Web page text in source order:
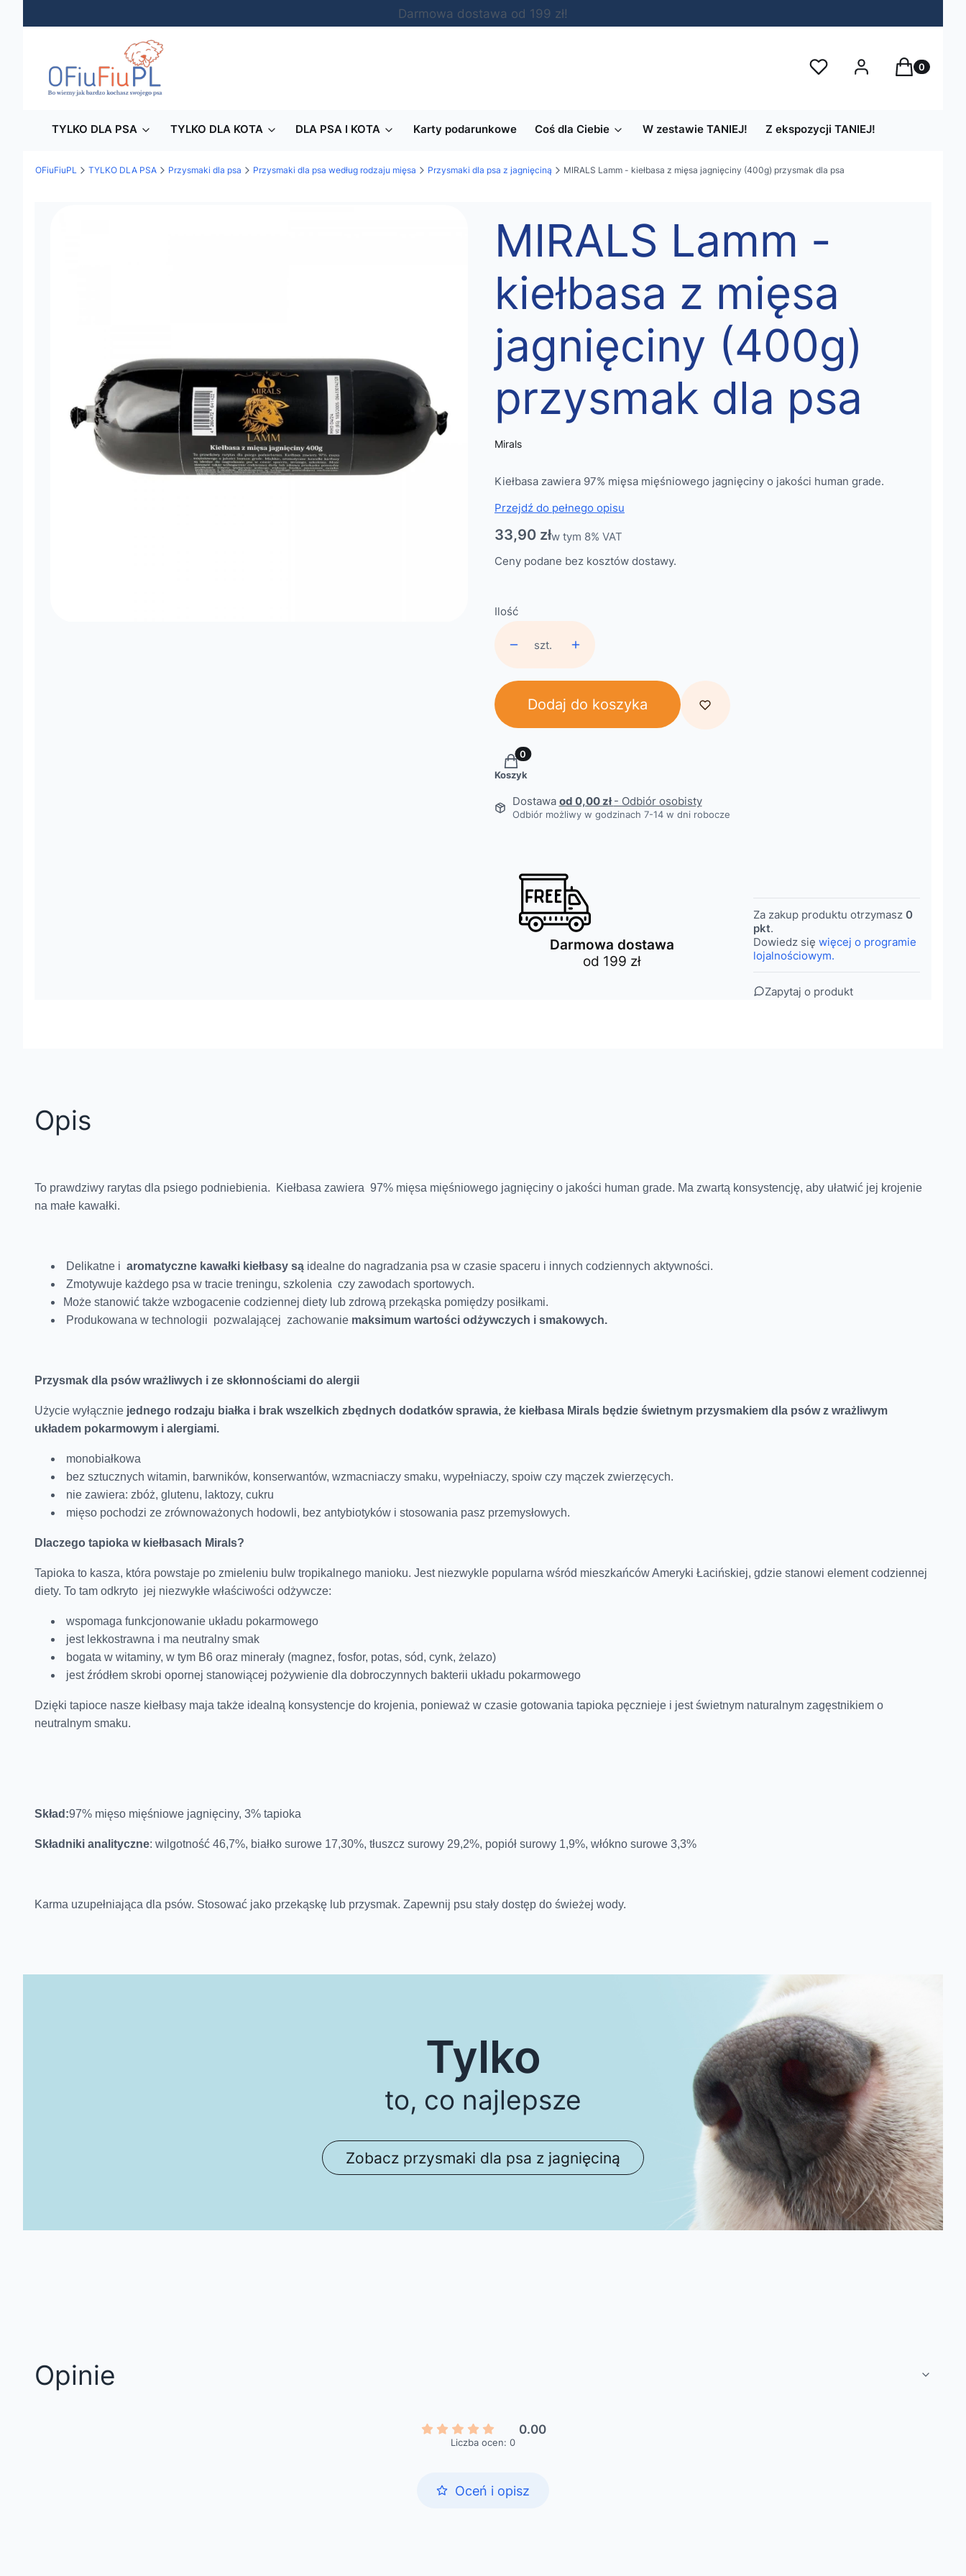
Darmowa dostawa od 199 zł!
Ulubione Zaloguj sięProdukty w
Koszyk
TYLKO DLA PSA TYLKO DLA KOTA DLA PSA I KOTA Karty podarunkowe Coś dla Ciebie W zestawie TANIEJ! Z ekspozycji TANIEJ!
OFiuFiuPL TYLKO DLA PSA Przysmaki dla psa Przysmaki dla psa według rodzaju mięsa Przysmaki dla psa z jagnięciną MIRALS Lamm - kiełbasa z mięsa jagnięciny (400g) przysmak dla psa
MIRALS Lamm -
kiełbasa z mięsa
jagnięciny (400g)
przysmak dla psa
Mirals
Kiełbasa zawiera 97% mięsa mięśniowego jagnięciny o jakości human grade.
Przejdź do pełnego opisu
Cena
33,90 złw tym 8% VAT
w tym 8% VAT
Ceny podane bez kosztów dostawy.
Ilość
szt.
Dodaj do koszyka
Produkty w koszyku: 0. Zobacz szczegóły
Koszyk
Dostawa od 0,00 zł- Odbiór osobisty
Odbiór możliwy w godzinach 7-14 w dni robocze
Darmowa dostawa
od 199 zł
Za zakup produktu otrzymasz 0
pkt.
Dowiedz się więcej o programie
lojalnościowym.
Zapytaj o produkt
Opis
To prawdziwy rarytas dla psiego podniebienia. Kiełbasa zawiera 97% mięsa mięśniowego jagnięciny o jakości human grade. Ma zwartą konsystencję, aby ułatwić jej krojenie
na małe kawałki.
Delikatne i aromatyczne kawałki kiełbasy są idealne do nagradzania psa w czasie spaceru i innych codziennych aktywności.
Zmotywuje każdego psa w tracie treningu, szkolenia czy zawodach sportowych.
Może stanowić także wzbogacenie codziennej diety lub zdrową przekąska pomiędzy posiłkami.
Produkowana w technologii pozwalającej zachowanie maksimum wartości odżywczych i smakowych.
Przysmak dla psów wrażliwych i ze skłonnościami do alergii
Użycie wyłącznie jednego rodzaju białka i brak wszelkich zbędnych dodatków sprawia, że kiełbasa Mirals będzie świetnym przysmakiem dla psów z wrażliwym
układem pokarmowym i alergiami.
monobiałkowa
bez sztucznych witamin, barwników, konserwantów, wzmacniaczy smaku, wypełniaczy, spoiw czy mączek zwierzęcych.
nie zawiera: zbóż, glutenu, laktozy, cukru
mięso pochodzi ze zrównoważonych hodowli, bez antybiotyków i stosowania pasz przemysłowych.
Dlaczego tapioka w kiełbasach Mirals?
Tapioka to kasza, która powstaje po zmieleniu bulw tropikalnego manioku. Jest niezwykle popularna wśród mieszkańców Ameryki Łacińskiej, gdzie stanowi element codziennej
diety. To tam odkryto jej niezwykłe właściwości odżywcze:
wspomaga funkcjonowanie układu pokarmowego
jest lekkostrawna i ma neutralny smak
bogata w witaminy, w tym B6 oraz minerały (magnez, fosfor, potas, sód, cynk, żelazo)
jest źródłem skrobi opornej stanowiącej pożywienie dla dobroczynnych bakterii układu pokarmowego
Dzięki tapioce nasze kiełbasy maja także idealną konsystencje do krojenia, ponieważ w czasie gotowania tapioka pęcznieje i jest świetnym naturalnym zagęstnikiem o
neutralnym smaku.
Skład:97% mięso mięśniowe jagnięciny, 3% tapioka
Składniki analityczne: wilgotność 46,7%, białko surowe 17,30%, tłuszcz surowy 29,2%, popiół surowy 1,9%, włókno surowe 3,3%
Karma uzupełniająca dla psów. Stosować jako przekąskę lub przysmak. Zapewnij psu stały dostęp do świeżej wody.
Tylko
to, co najlepsze
Zobacz przysmaki dla psa z jagnięciną
Opinie
0.00
Liczba ocen: 0
Oceń i opisz